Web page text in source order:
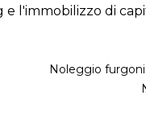
e l'immobilizzo di
Noleggio furgoni